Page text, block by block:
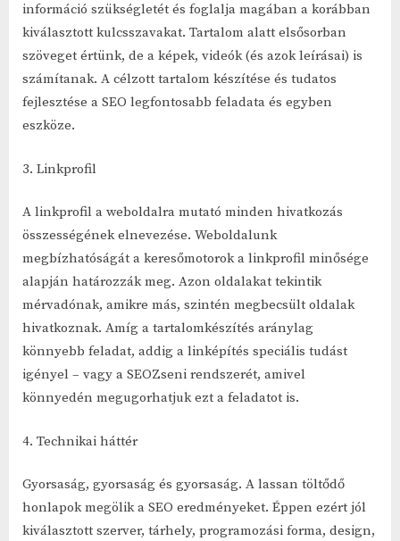
információ szükségletét és foglalja magában a korábban
kiválasztott kulcsszavakat. Tartalom alatt elsősorban
szöveget értünk, de a képek, videók (és azok leírásai) is
számítanak. A célzott tartalom készítése és tudatos
fejlesztése a SEO legfontosabb feladata és egyben
eszköze.
3. Linkprofil
A linkprofil a weboldalra mutató minden hivatkozás
összességének elnevezése. Weboldalunk
megbízhatóságát a keresőmotorok a linkprofil minősége
alapján határozzák meg. Azon oldalakat tekintik
mérvadónak, amikre más, szintén megbecsült oldalak
hivatkoznak. Amíg a tartalomkészítés aránylag
könnyebb feladat, addig a linképítés speciális tudást
igényel – vagy a SEOZseni rendszerét, amivel
könnyedén megugorhatjuk ezt a feladatot is.
4. Technikai háttér
Gyorsaság, gyorsaság és gyorsaság. A lassan töltődő
honlapok megölik a SEO eredményeket. Éppen ezért jól
kiválasztott szerver, tárhely, programozási forma, design,